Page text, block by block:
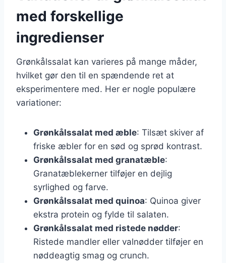
med forskellige
ingredienser
Grønkålssalat kan varieres på mange måder,
hvilket gør den til en spændende ret at
eksperimentere med. Her er nogle populære
variationer:
Grønkålssalat med æble: Tilsæt skiver af
friske æbler for en sød og sprød kontrast.
Grønkålssalat med granatæble:
Granatæblekerner tilføjer en dejlig
syrlighed og farve.
Grønkålssalat med quinoa: Quinoa giver
ekstra protein og fylde til salaten.
Grønkålssalat med ristede nødder:
Ristede mandler eller valnødder tilføjer en
nøddeagtig smag og crunch.